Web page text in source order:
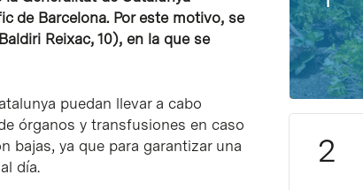
de Barcelona. Por este motivo, se
Reixac, 10), en la que se
puedan llevar a cabo
órganos y transfusiones en caso
bajas, ya que para garantizar una
día.